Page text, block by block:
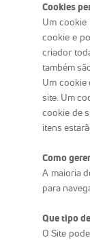
Cookies
Um
cookie e
criador
também
Um cookie
site. Um
cookie de
itens
Como
A maioria
para
Que tipo
O Site